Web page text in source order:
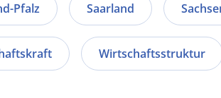
Pfalz Saarland
Wirtschaftsstruktur